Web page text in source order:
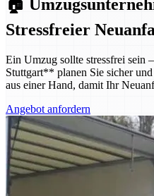
🏠
Stressfreier
Ein Umzug sollte stressfrei sein
Stuttgart** planen Sie sicher
aus einer Hand, damit Ihr
Angebot anfordern